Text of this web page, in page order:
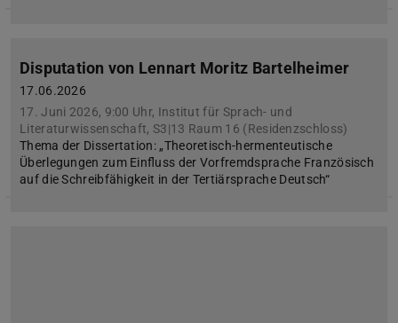
Disputation von Lennart Moritz Bartelheimer
17.06.2026
17. Juni 2026, 9:00 Uhr, Institut für Sprach- und
Literaturwissenschaft, S3|13 Raum 16 (Residenzschloss)
Thema der Dissertation: „Theoretisch-hermenteutische
Überlegungen zum Einfluss der Vorfremdsprache Französisch
auf die Schreibfähigkeit in der Tertiärsprache Deutsch“